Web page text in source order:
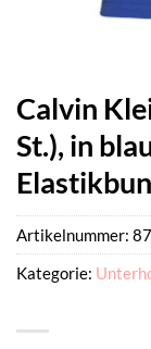
Calvin
St.), in
Artikelnummer:
Kategorie: